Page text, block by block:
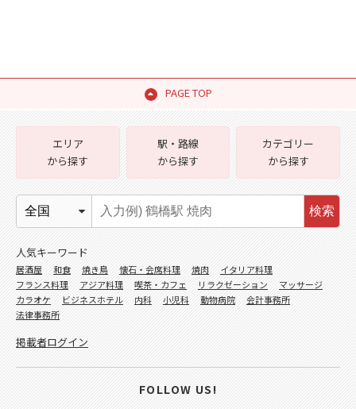
PAGE TOP
エリア
から探す
駅・路線
から探す
カテゴリー
から探す
検索
人気キーワード
居酒屋 和食 焼き鳥 懐石・会席料理 焼肉
イタリア料理
フランス料理
アジア料理 喫茶・カフェ リラクゼーション
マッサージ
カラオケ
ビジネスホテル 内科 小児科 動物病院
会計事務所
法律事務所
掲載者ログイン
FOLLOW US!